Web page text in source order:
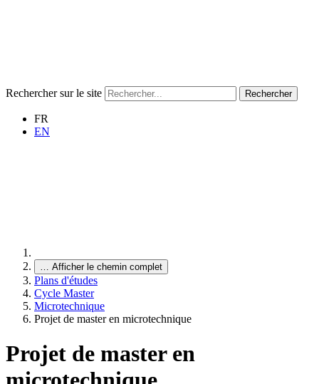
Rechercher sur le site Rechercher
FR
EN
… Afficher le chemin complet
Plans d'études
Cycle Master
Microtechnique
Projet de master en microtechnique
Projet de master en